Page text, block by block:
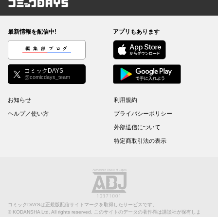
コミックDAYS
最新情報を配信中!
編集部ブログ
コミックDAYS
@comicdays_team
アプリもあります
お知らせ
ヘルプ／使い方
利用規約
プライバシーポリシー
外部送信について
特定商取引法の表示
コミックDAYSは正規版配信サイトマークを取得したサービスです。
© KODANSHA Ltd. All rights reserved. このサイトのデータの著作権は講談社が保有しま